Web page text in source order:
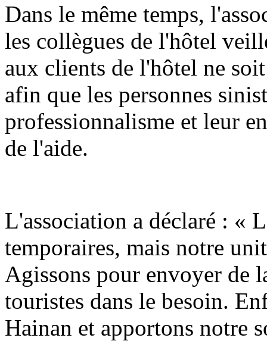
Dans le même temps,
les collègues de l'hôtel
aux clients de l'hôtel ne
afin que les personnes
professionnalisme et leur
de l'aide.
L'association a déclaré : «
temporaires, mais notre
Agissons pour envoyer de
touristes dans le besoin.
Hainan et apportons notre